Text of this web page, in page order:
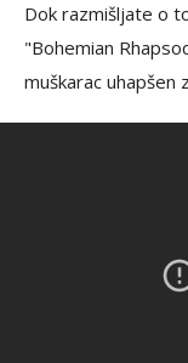
Dok razmišljate o
"Bohemian
muškarac uhapšen